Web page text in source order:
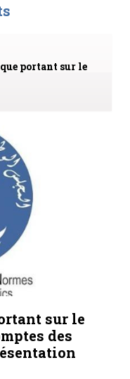
portant sur le
sur le
des